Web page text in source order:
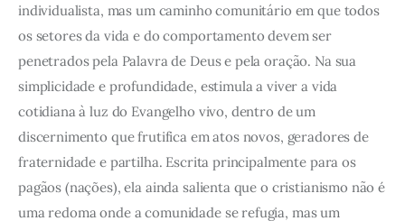
individualista, mas um caminho comunitário em que todos
os setores da vida e do comportamento devem ser
penetrados pela Palavra de Deus e pela oração. Na sua
simplicidade e profundidade, estimula a viver a vida
cotidiana à luz do Evangelho vivo, dentro de um
discernimento que frutifica em atos novos, geradores de
fraternidade e partilha. Escrita principalmente para os
pagãos (nações), ela ainda salienta que o cristianismo não é
uma redoma onde a comunidade se refugia, mas um